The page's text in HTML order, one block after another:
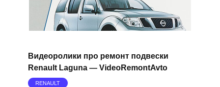
Видеоролики про ремонт подвески
Renault Laguna — VideoRemontAvto
RENAULT